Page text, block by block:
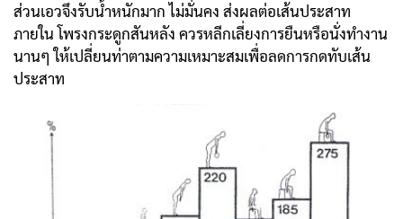
ส่วนเอวจึงรับน้ำหนักมาก ไม่มั่นคง ส่งผลต่อเส้นประสาท
ภายใน โพรงกระดูกสันหลัง ควรหลีกเลี่ยงการยืนหรือนั่งทำงาน
นานๆ ให้เปลี่ยนท่าตามความเหมาะสมเพื่อลดการกดทับเส้น
ประสาท